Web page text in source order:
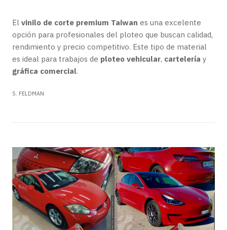
El vinilo de corte premium Taiwan es una excelente
opción para profesionales del ploteo que buscan calidad,
rendimiento y precio competitivo. Este tipo de material
es ideal para trabajos de ploteo vehicular, cartelería y
gráfica comercial.
S. FELDMAN